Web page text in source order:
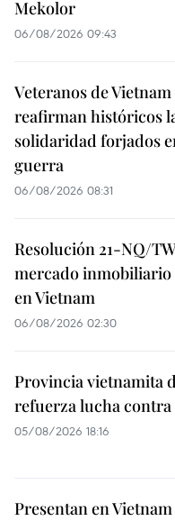
Mekolor
06/08/2026 09:43
Veteranos de
reafirman históricos
solidaridad forjados
guerra
06/08/2026 08:31
Resolución 21-NQ/
mercado inmobiliario
en Vietnam
06/08/2026 02:30
Provincia vietnamita
refuerza lucha contra
05/08/2026 18:16
Presentan en